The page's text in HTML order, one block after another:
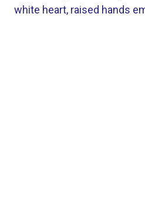
white heart, raised hands